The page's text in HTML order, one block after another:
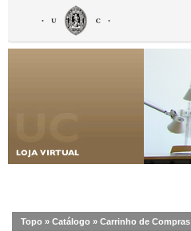
Topo » Catálogo » Carrinho de Compras